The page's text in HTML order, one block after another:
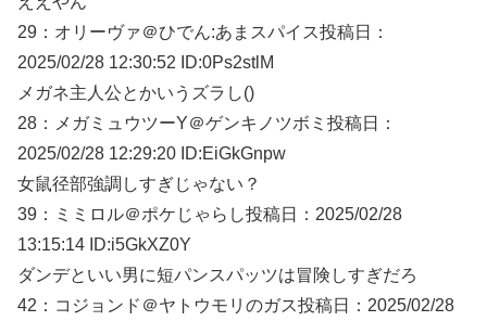
29： オリーヴァ＠ひでん:あまスパイス投稿日：
2025/02/28 12:30:52 ID:0Ps2stlM
メガネ主人公とかいうズラし()
28：
メガミュウツーY＠ゲンキノツボミ 投稿日：
2025/02/28 12:29:20 ID:EiGkGnpw
女鼠径部強調しすぎじゃない？
39：
ミミロル＠ポケじゃらし投稿日：2025/02/28
13:15:14 ID:i5GkXZ0Y
ダンデといい男に短パンスパッツは冒険しすぎだろ
42： コジョンド＠ヤトウモリのガス投稿日：2025/02/28